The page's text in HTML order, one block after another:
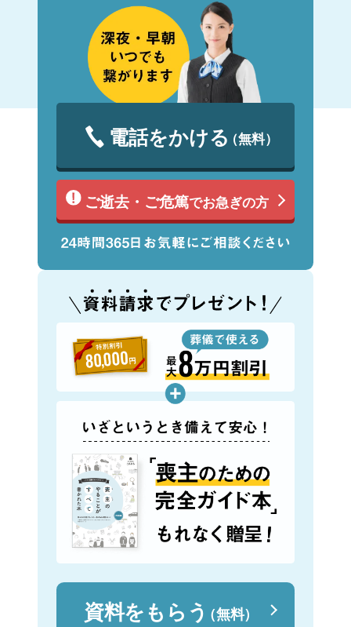
電話をかける（無料）
ご逝去・ご危篤でお急ぎの方
資料をもらう（無料）